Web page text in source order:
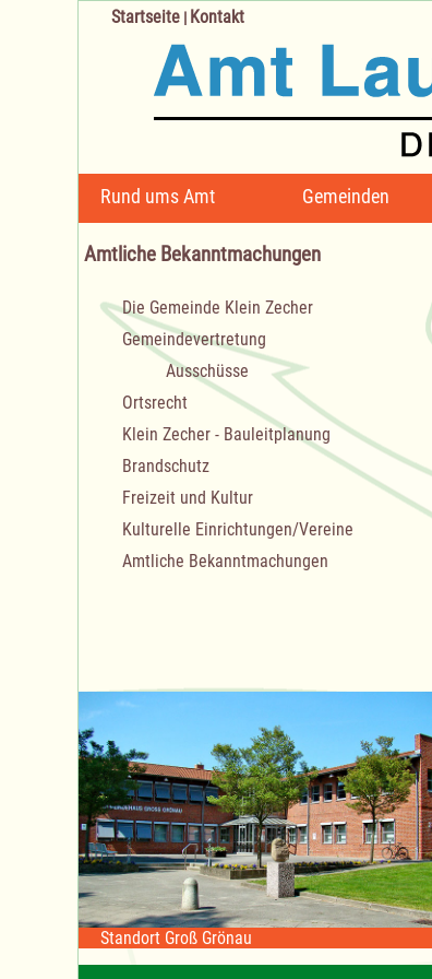
Navigation
überspringen
Rund ums Amt Gemeinden
Startseite | Kontakt
Amtliche Bekanntmachungen
Navigation
überspringen
Die Gemeinde Klein Zecher
Gemeindevertretung
Ausschüsse
Ortsrecht
Klein Zecher - Bauleitplanung
Brandschutz
Freizeit und Kultur
Kulturelle Einrichtungen/Vereine
Amtliche Bekanntmachungen
Standort Groß Grönau